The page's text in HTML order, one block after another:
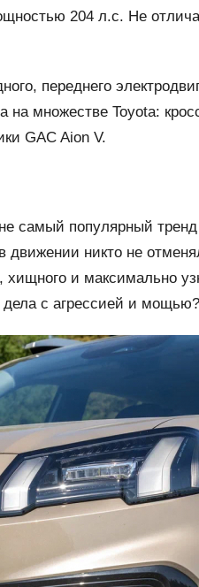
204 л.с. Не
переднего
множестве Toyota:
GAC Aion V.
самый популярный
движении никто не
хищного и максимально
с агрессией и мощью?